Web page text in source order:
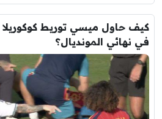
كيف حاول ميسي توريط كوكوريلا
في نهائي المونديال؟